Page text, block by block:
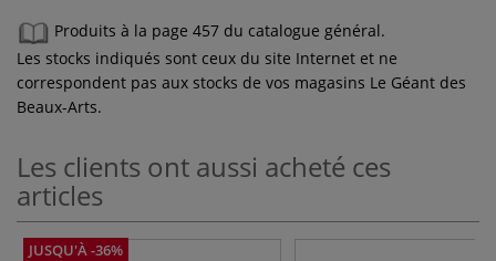
Produits à la page 457 du catalogue général.
Les stocks indiqués sont ceux du site Internet et ne
correspondent pas aux stocks de vos magasins Le Géant des
Beaux-Arts.
Les clients ont aussi acheté ces
articles
JUSQU'À -36%